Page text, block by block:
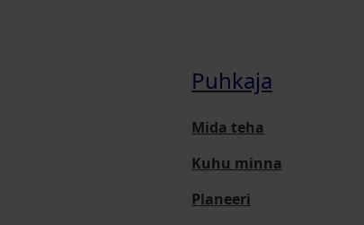
Puhkaja
Mida teha
Kuhu minna
Planeeri